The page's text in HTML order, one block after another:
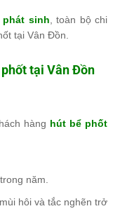
phát sinh , toàn bộ chi
tại Vân Đồn.
tại Vân Đồn
hàng hút bể phốt
năm.
hôi và tắc nghẽn trở